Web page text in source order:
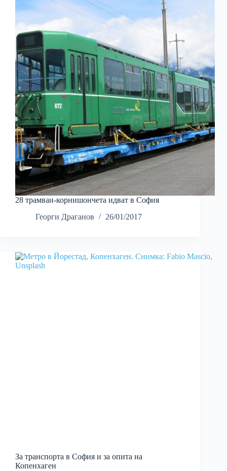
28 трамваи-корнишончета идват в София
Георги Драганов
26/01/2017
За транспорта в София и за опита на
Копенхаген